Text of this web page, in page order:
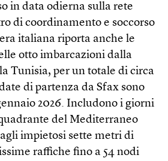
in data odierna sulla rete
di coordinamento e soccorso
italiana riporta anche le
otto imbarcazioni dalla
Tunisia, per un totale di circa
di partenza da Sfax sono
2026. Includono i giorni
del Mediterraneo
impietosi sette metri di
raffiche fino a 54 nodi